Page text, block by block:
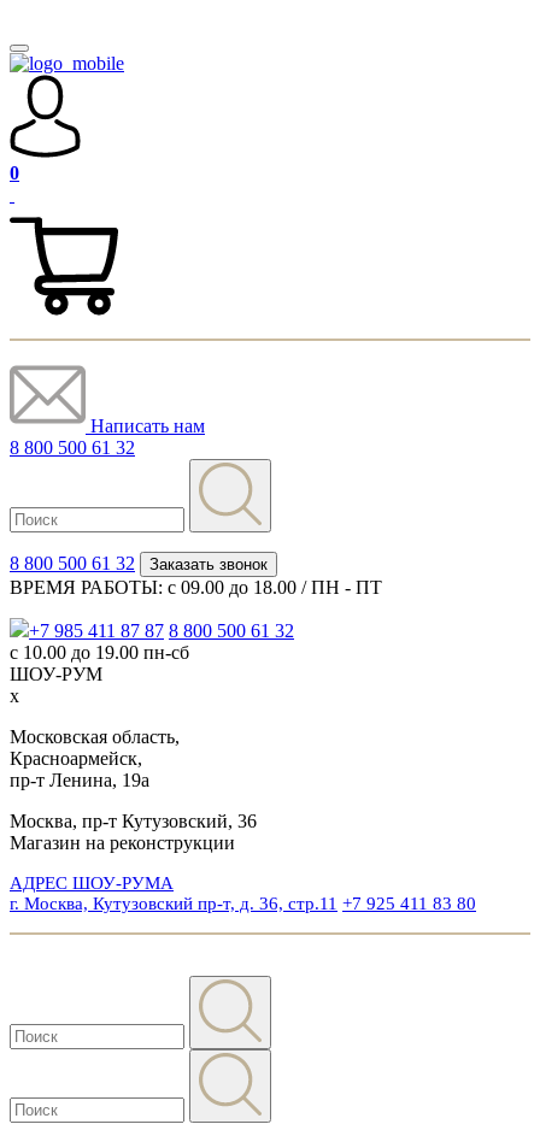
0
Написать нам
8 800 500 61 32
8 800 500 61 32 Заказать звонок
ВРЕМЯ РАБОТЫ: с 09.00 до 18.00 / ПН - ПТ
+7 985 411 87 87 8 800 500 61 32
с 10.00 до 19.00 пн-сб
ШОУ-РУМ
x
Московская область,
Красноармейск,
пр-т Ленина, 19а
Москва, пр-т Кутузовский, 36
Магазин на реконструкции
АДРЕС ШОУ-РУМА
г. Москва, Кутузовский пр-т, д. 36, стр.11 +7 925 411 83 80